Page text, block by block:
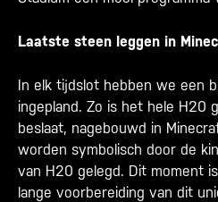
Laatste steen leggen in
In elk tijdslot hebben we een
ingepland. Zo is het hele H20
beslaat, nagebouwd in
worden symbolisch door de
van H20 gelegd. Dit moment
lange voorbereiding van dit